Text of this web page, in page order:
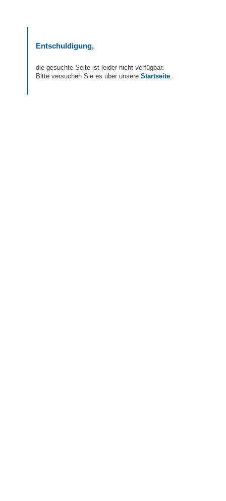
Entschuldigung,
die gesuchte Seite ist leider nicht verfügbar.
Bitte versuchen Sie es über unsereStartseite